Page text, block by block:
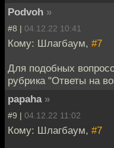
Podvoh »
#8 | 04.12.22 10:41
Кому: Шлагбаум, #7
Для подобных
рубрика "Ответы на
papaha »
#9 | 04.12.22 11:02
Кому: Шлагбаум, #7